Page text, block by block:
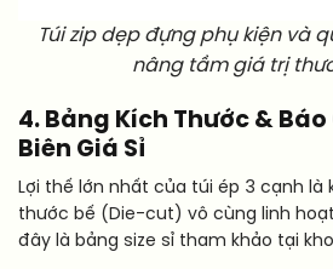
Túi zip dẹp đựng phụ kiện và
nâng tầm giá trị
4. Bảng Kích Thước & Báo
Biên Giá Sỉ
Lợi thế lớn nhất của túi ép 3 cạnh là
thước bế (Die-cut) vô cùng linh
đây là bảng size sỉ tham khảo tại